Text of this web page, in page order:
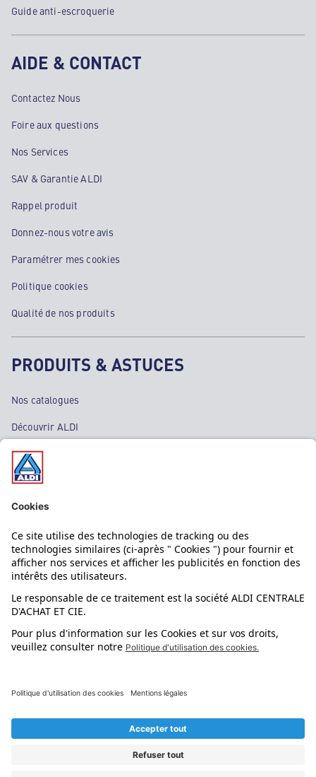
Guide anti-escroquerie
AIDE & CONTACT
Contactez Nous
Foire aux questions
Nos Services
SAV & Garantie ALDI
Rappel produit
Donnez-nous votre avis
Paramétrer mes cookies
Politique cookies
Qualité de nos produits
PRODUITS & ASTUCES
Nos catalogues
Découvrir ALDI
Nos bons plans
Nos rayons
Nos marques
Nos astuces
Évènements
L'application mobile